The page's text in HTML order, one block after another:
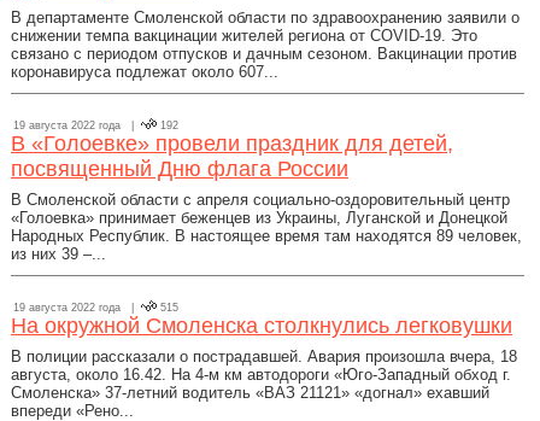
В департаменте Смоленской области по здравоохранению заявили о
снижении темпа вакцинации жителей региона от COVID-19. Это
связано с периодом отпусков и дачным сезоном. Вакцинации против
коронавируса подлежат около 607...
19 августа 2022 года | 192
В «Голоевке» провели праздник для детей,
посвященный Дню флага России
В Смоленской области с апреля социально-оздоровительный центр
«Голоевка» принимает беженцев из Украины, Луганской и Донецкой
Народных Республик. В настоящее время там находятся 89 человек,
из них 39 –...
19 августа 2022 года | 515
На окружной Смоленска столкнулись легковушки
В полиции рассказали о пострадавшей. Авария произошла вчера, 18
августа, около 16.42. На 4-м км автодороги «Юго-Западный обход г.
Смоленска» 37-летний водитель «ВАЗ 21121» «догнал» ехавший
впереди «Рено...